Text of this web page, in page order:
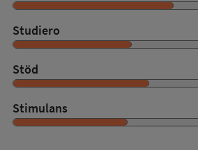
Studiero
Stöd
Stimulans